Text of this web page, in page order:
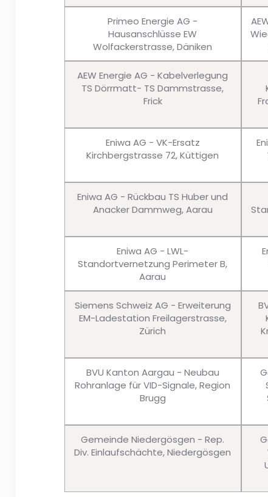
Primeo Energie AG -
Hausanschlüsse EW
Wolfackerstrasse, Däniken
AEW Energie AG - Kabelverlegung
TS Dörrmatt- TS Dammstrasse,
Frick
Eniwa AG - VK-Ersatz
Kirchbergstrasse 72, Küttigen
Eniwa AG - Rückbau TS Huber und
Anacker Dammweg, Aarau
Eniwa AG - LWL-
Standortvernetzung Perimeter B,
Aarau
Siemens Schweiz AG - Erweiterung
EM-Ladestation Freilagerstrasse,
Zürich
BVU Kanton Aargau - Neubau
Rohranlage für VID-Signale, Region
Brugg
Gemeinde Niedergösgen - Rep.
Div. Einlaufschächte, Niedergösgen